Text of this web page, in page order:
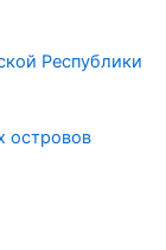
Республики
островов